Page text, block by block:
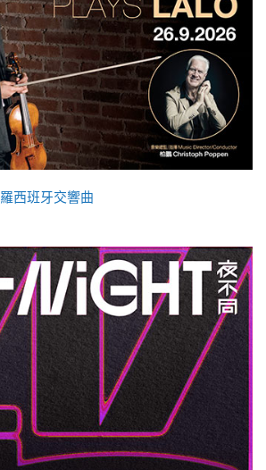
西班牙交響曲